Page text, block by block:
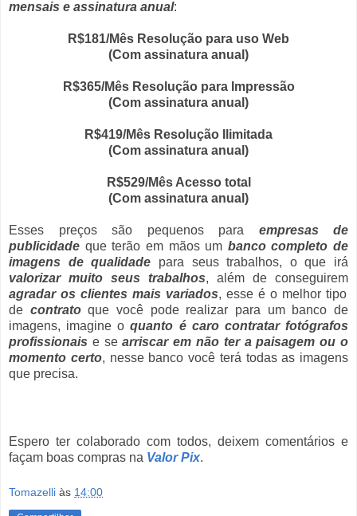
mensais e assinatura anual:
R$181/Mês Resolução para uso Web
(Com assinatura anual)
R$365/Mês Resolução para Impressão
(Com assinatura anual)
R$419/Mês Resolução Ilimitada
(Com assinatura anual)
R$529/Mês Acesso total
(Com assinatura anual)
Esses preços são pequenos para empresas de
publicidade que terão em mãos um banco completo de
imagens de qualidade para seus trabalhos, o que irá
valorizar muito seus trabalhos, além de conseguirem
agradar os clientes mais variados, esse é o melhor tipo
de contratoque você pode realizar para um banco de
imagens, imagine oquanto é caro contratar fotógrafos
profissionais e searriscar em não ter a paisagem ou o
momento certo, nesse banco você terá todas as imagens
que precisa.
Espero ter colaborado com todos, deixem comentários e
façam boas compras na Valor Pix.
Tomazelli às 14:00